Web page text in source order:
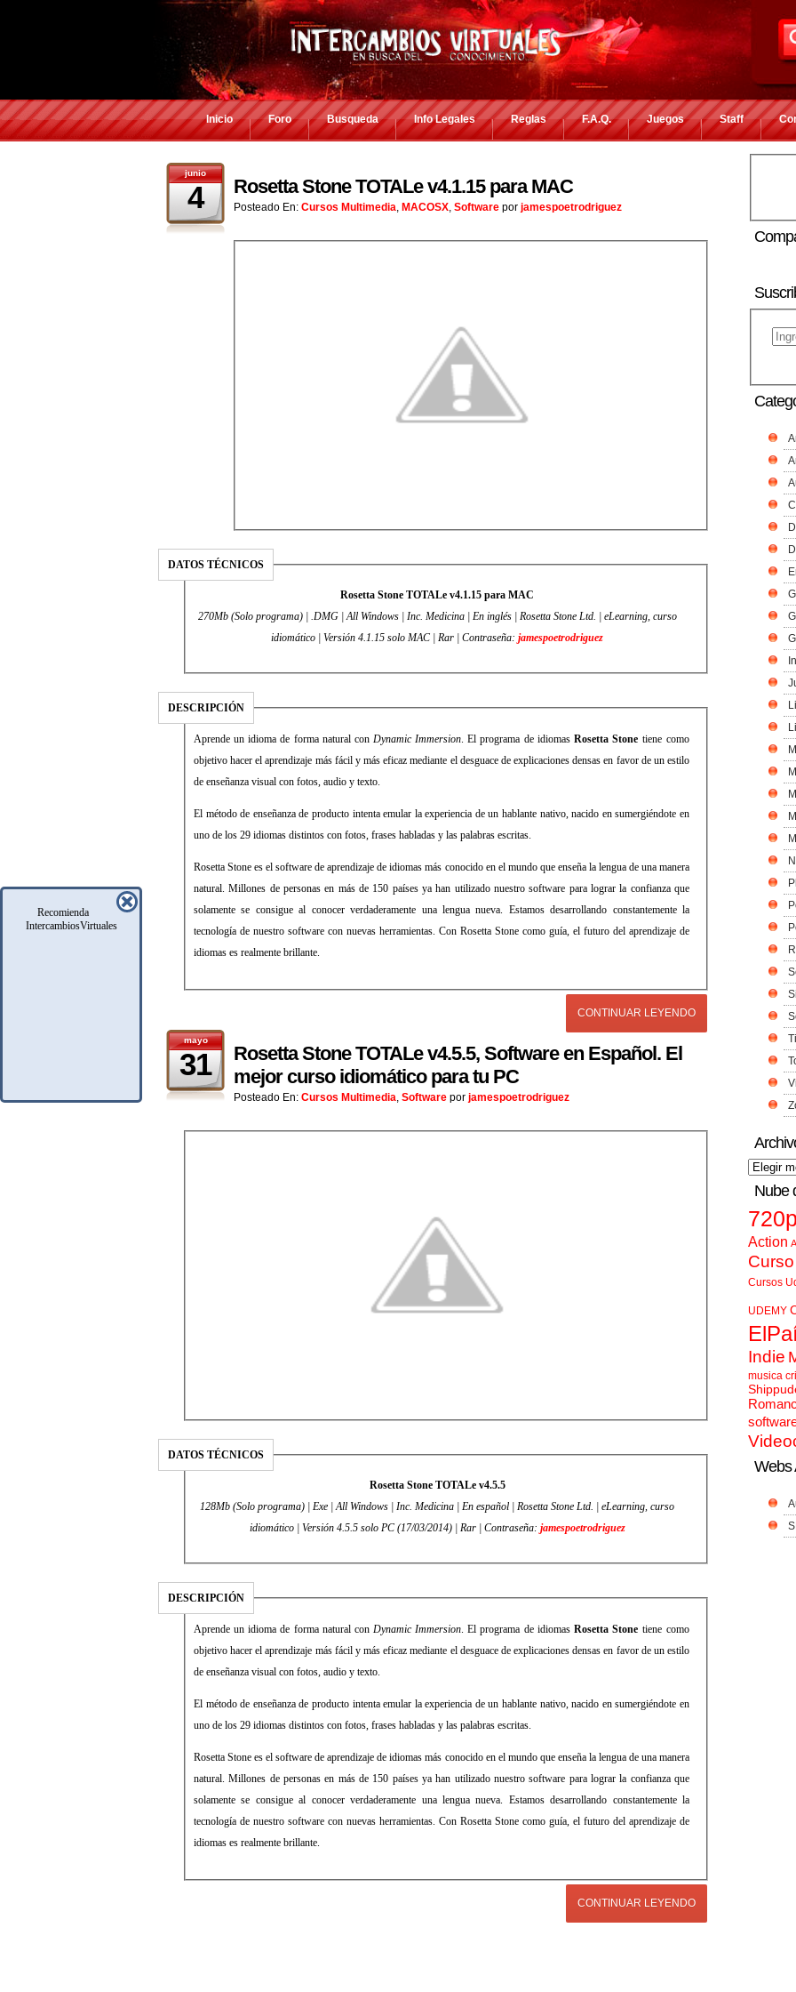
Recomienda
IntercambiosVirtuales
Inicio Foro Busqueda Info Legales Reglas F.A.Q. Juegos Staff
junio
4 Rosetta Stone TOTALe v4.1.15 para MAC
Posteado En: Cursos Multimedia, MACOSX, Software por jamespoetrodriguez
DATOS TÉCNICOS
Rosetta Stone TOTALe v4.1.15 para MAC
270Mb (Solo programa) | .DMG | All Windows | Inc. Medicina | En inglés | Rosetta Stone Ltd. | eLearning, curso
idiomático | Versión 4.1.15 solo MAC | Rar | Contraseña: jamespoetrodriguez
DESCRIPCIÓN
Aprende un idioma de forma natural con Dynamic Immersion . El programa de idiomas Rosetta Stone tiene como
objetivo hacer el aprendizaje más fácil y más eficaz mediante el desguace de explicaciones densas en favor de un estilo
de enseñanza visual con fotos, audio y texto.
El método de enseñanza de producto intenta emular la experiencia de un hablante nativo, nacido en sumergiéndote en
uno de los 29 idiomas distintos con fotos, frases habladas y las palabras escritas.
Rosetta Stone es el software de aprendizaje de idiomas más conocido en el mundo que enseña la lengua de una manera
natural. Millones de personas en más de 150 países ya han utilizado nuestro software para lograr la confianza que
solamente se consigue al conocer verdaderamente una lengua nueva. Estamos desarrollando constantemente la
tecnología de nuestro software con nuevas herramientas. Con Rosetta Stone como guía, el futuro del aprendizaje de
idiomas es realmente brillante.
CONTINUAR LEYENDO
mayo
31
Rosetta Stone TOTALe v4.5.5, Software en Español. El
mejor curso idiomático para tu PC
Posteado En: Cursos Multimedia, Software por jamespoetrodriguez
DATOS TÉCNICOS
Rosetta Stone TOTALe v4.5.5
128Mb (Solo programa) | Exe | All Windows | Inc. Medicina | En español | Rosetta Stone Ltd. | eLearning, curso
idiomático | Versión 4.5.5 solo PC (17/03/2014) | Rar | Contraseña: jamespoetrodriguez
DESCRIPCIÓN
Aprende un idioma de forma natural con Dynamic Immersion . El programa de idiomas Rosetta Stone tiene como
objetivo hacer el aprendizaje más fácil y más eficaz mediante el desguace de explicaciones densas en favor de un estilo
de enseñanza visual con fotos, audio y texto.
El método de enseñanza de producto intenta emular la experiencia de un hablante nativo, nacido en sumergiéndote en
uno de los 29 idiomas distintos con fotos, frases habladas y las palabras escritas.
Rosetta Stone es el software de aprendizaje de idiomas más conocido en el mundo que enseña la lengua de una manera
natural. Millones de personas en más de 150 países ya han utilizado nuestro software para lograr la confianza que
solamente se consigue al conocer verdaderamente una lengua nueva. Estamos desarrollando constantemente la
tecnología de nuestro software con nuevas herramientas. Con Rosetta Stone como guía, el futuro del aprendizaje de
idiomas es realmente brillante.
CONTINUAR LEYENDO
Nube
Action
Cursos
UDEMY
Indie
musica
Webs